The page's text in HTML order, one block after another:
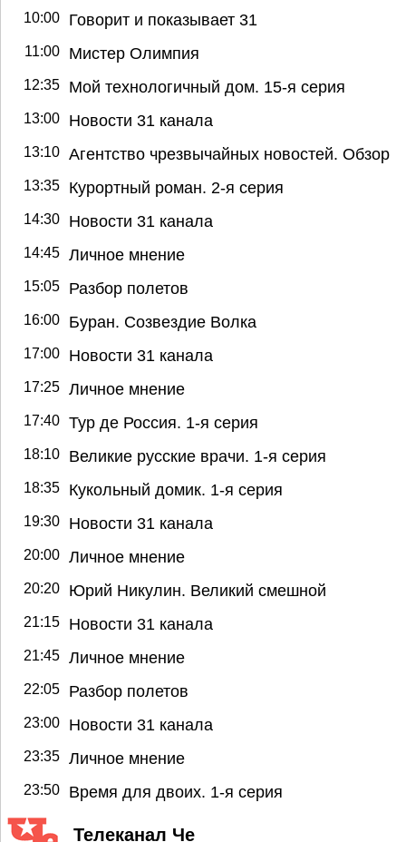
10:00 Говорит и показывает 31
11:00 Мистер Олимпия
12:35 Мой технологичный дом. 15-я серия
13:00 Новости 31 канала
13:10 Агентство чрезвычайных новостей. Обзор
13:35 Курортный роман. 2-я серия
14:30 Новости 31 канала
14:45 Личное мнение
15:05 Разбор полетов
16:00 Буран. Созвездие Волка
17:00 Новости 31 канала
17:25 Личное мнение
17:40 Тур де Россия. 1-я серия
18:10 Великие русские врачи. 1-я серия
18:35 Кукольный домик. 1-я серия
19:30 Новости 31 канала
20:00 Личное мнение
20:20 Юрий Никулин. Великий смешной
21:15 Новости 31 канала
21:45 Личное мнение
22:05 Разбор полетов
23:00 Новости 31 канала
23:35 Личное мнение
23:50 Время для двоих. 1-я серия
Телеканал Че